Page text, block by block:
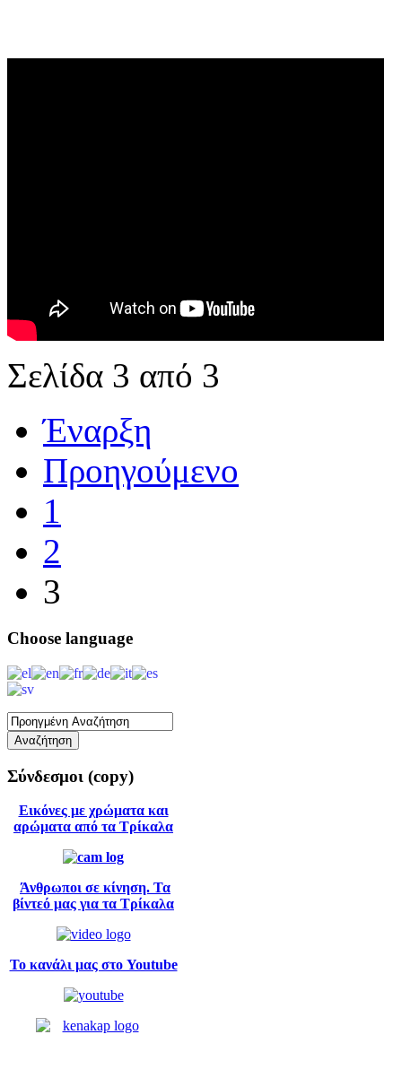
Σελίδα 3 από 3
Έναρξη
Προηγούμενο
1
2
3
Choose language
Σύνδεσμοι (copy)
Εικόνες με χρώματα και
αρώματα από τα Τρίκαλα
Άνθρωποι σε κίνηση. Τα
βίντεό μας για τα Τρίκαλα
Το κανάλι μας στο Youtube